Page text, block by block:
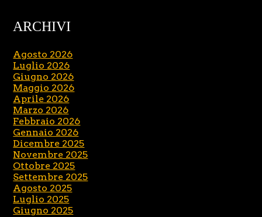
ARCHIVI
Agosto 2026
Luglio 2026
Giugno 2026
Maggio 2026
Aprile 2026
Marzo 2026
Febbraio 2026
Gennaio 2026
Dicembre 2025
Novembre 2025
Ottobre 2025
Settembre 2025
Agosto 2025
Luglio 2025
Giugno 2025